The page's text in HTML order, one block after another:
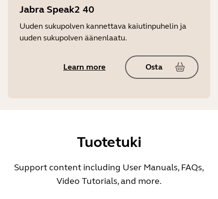
Jabra Speak2 40
Uuden sukupolven kannettava kaiutinpuhelin ja
uuden sukupolven äänenlaatu.
Learn more Osta
Tuotetuki
Support content including User Manuals, FAQs,
Video Tutorials, and more.